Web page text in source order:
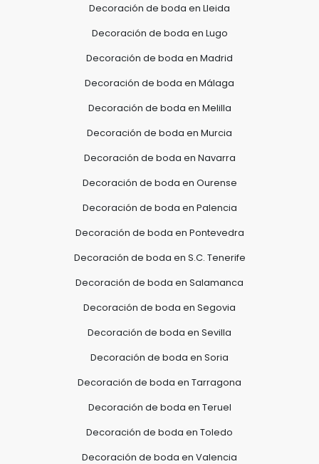
Decoración de boda en Lleida
Decoración de boda en Lugo
Decoración de boda en Madrid
Decoración de boda en Málaga
Decoración de boda en Melilla
Decoración de boda en Murcia
Decoración de boda en Navarra
Decoración de boda en Ourense
Decoración de boda en Palencia
Decoración de boda en Pontevedra
Decoración de boda en S.C. Tenerife
Decoración de boda en Salamanca
Decoración de boda en Segovia
Decoración de boda en Sevilla
Decoración de boda en Soria
Decoración de boda en Tarragona
Decoración de boda en Teruel
Decoración de boda en Toledo
Decoración de boda en Valencia